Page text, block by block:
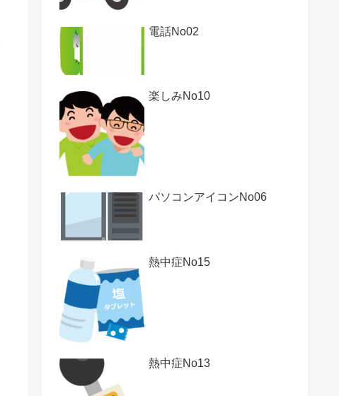
電話No02
楽しみNo10
パソコンアイコンNo06
熱中症No15
熱中症No13